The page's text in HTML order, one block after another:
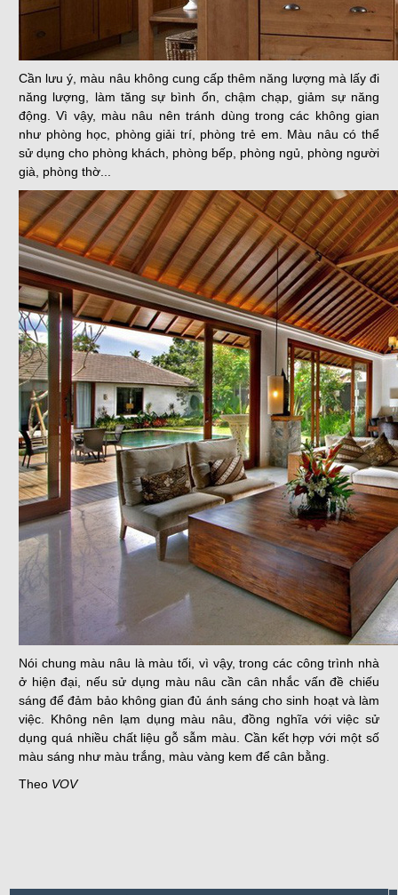
Cần lưu ý, màu nâu không cung cấp thêm năng lượng mà lấy đi
năng lượng, làm tăng sự bình ổn, chậm chạp, giảm sự năng
động. Vì vậy, màu nâu nên tránh dùng trong các không gian
như phòng học, phòng giải trí, phòng trẻ em. Màu nâu có thể
sử dụng cho phòng khách, phòng bếp, phòng ngủ, phòng người
già, phòng thờ...
Nói chung màu nâu là màu tối, vì vậy, trong các công trình nhà
ở hiện đại, nếu sử dụng màu nâu cần cân nhắc vấn đề chiếu
sáng để đảm bảo không gian đủ ánh sáng cho sinh hoạt và làm
việc. Không nên lạm dụng màu nâu, đồng nghĩa với việc sử
dụng quá nhiều chất liệu gỗ sẫm màu. Cần kết hợp với một số
màu sáng như màu trắng, màu vàng kem để cân bằng.
Theo VOV